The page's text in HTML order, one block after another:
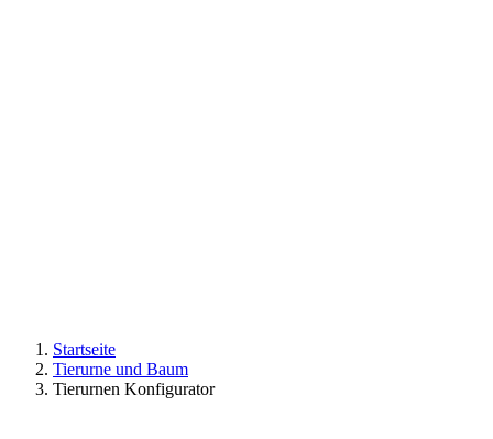
Startseite
Tierurne und Baum
Tierurnen Konfigurator